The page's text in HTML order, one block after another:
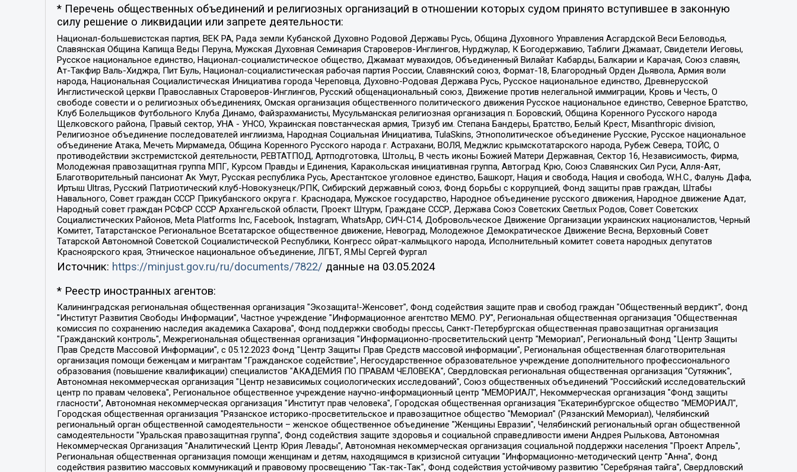
* Перечень общественных объединений и религиозных организаций в отношении которых судом принято вступившее в законную
силу решение о ликвидации или запрете деятельности:
Национал-большевистская партия, ВЕК РА, Рада земли Кубанской Духовно Родовой Державы Русь, Община Духовного Управления Асгардской Веси Беловодья,
Славянская Община Капища Веды Перуна, Мужская Духовная Семинария Староверов-Инглингов, Нурджулар, К Богодержавию, Таблиги Джамаат, Свидетели Иеговы,
Русское национальное единство, Национал-социалистическое общество, Джамаат мувахидов, Объединенный Вилайат Кабарды, Балкарии и Карачая, Союз славян,
Ат-Такфир Валь-Хиджра, Пит Буль, Национал-социалистическая рабочая партия России, Славянский союз, Формат-18, Благородный Орден Дьявола, Армия воли
народа, Национальная Социалистическая Инициатива города Череповца, Духовно-Родовая Держава Русь, Русское национальное единство, Древнерусской
Инглистической церкви Православных Староверов-Инглингов, Русский общенациональный союз, Движение против нелегальной иммиграции, Кровь и Честь, О
свободе совести и о религиозных объединениях, Омская организация общественного политического движения Русское национальное единство, Северное Братство,
Клуб Болельщиков Футбольного Клуба Динамо, Файзрахманисты, Мусульманская религиозная организация п. Боровский, Община Коренного Русского народа
Щелковского района, Правый сектор, УНА - УНСО, Украинская повстанческая армия, Тризуб им. Степана Бандеры, Братство, Белый Крест, Misanthropic division,
Религиозное объединение последователей инглиизма, Народная Социальная Инициатива, TulaSkins, Этнополитическое объединение Русские, Русское национальное
объединение Атака, Мечеть Мирмамеда, Община Коренного Русского народа г. Астрахани, ВОЛЯ, Меджлис крымскотатарского народа, Рубеж Севера, ТОЙС, О
противодействии экстремистской деятельности, РЕВТАТПОД, Артподготовка, Штольц, В честь иконы Божией Матери Державная, Сектор 16, Независимость, Фирма,
Молодежная правозащитная группа МПГ, Курсом Правды и Единения, Каракольская инициативная группа, Автоград Крю, Союз Славянских Сил Руси, Алля-Аят,
Благотворительный пансионат Ак Умут, Русская республика Русь, Арестантское уголовное единство, Башкорт, Нация и свобода, Нация и свобода, W.H.С., Фалунь Дафа,
Иртыш Ultras, Русский Патриотический клуб-Новокузнецк/РПК, Сибирский державный союз, Фонд борьбы с коррупцией, Фонд защиты прав граждан, Штабы
Навального, Совет граждан СССР Прикубанского округа г. Краснодара, Мужское государство, Народное объединение русского движения, Народное движение Адат,
Народный совет граждан РСФСР СССР Архангельской области, Проект Штурм, Граждане СССР, Держава Союз Советских Светлых Родов, Совет Советских
Социалистических Районов, Meta Platforms Inc, Facebook, Instagram, WhatsApp, СИЧ-С14, Добровольческое Движение Организации украинских националистов, Черный
Комитет, Татарстанское Региональное Всетатарское общественное движение, Невоград, Молодежное Демократическое Движение Весна, Верховный Совет
Татарской Автономной Советской Социалистической Республики, Конгресс ойрат-калмыцкого народа, Исполнительный комитет совета народных депутатов
Красноярского края, Этническое национальное объединение, ЛГБТ, Я.МЫ Сергей Фургал
Источник: https://minjust.gov.ru/ru/documents/7822/ данные на 03.05.2024
* Реестр иностранных агентов:
Калининградская региональная общественная организация "Экозащита!-Женсовет", Фонд содействия защите прав и свобод граждан "Общественный вердикт", Фонд "Институт Развития Свободы Информации", Частное учреждение "Информационное агентство МЕМО. РУ", Региональная общественная организация "Общественная комиссия по сохранению наследия академика Сахарова", Фонд поддержки свободы прессы, Санкт-Петербургская общественная правозащитная организация "Гражданский контроль", Межрегиональная общественная организация "Информационно-просветительский центр "Мемориал", Региональный Фонд "Центр Защиты Прав Средств Массовой Информации", с 05.12.2023 Фонд "Центр Защиты Прав Средств массовой информации", Региональная общественная благотворительная организация помощи беженцам и мигрантам "Гражданское содействие", Негосударственное образовательное учреждение дополнительного профессионального образования (повышение квалификации) специалистов "АКАДЕМИЯ ПО ПРАВАМ ЧЕЛОВЕКА", Свердловская региональная общественная организация "Сутяжник", Автономная некоммерческая организация "Центр независимых социологических исследований", Союз общественных объединений "Российский исследовательский центр по правам человека", Региональное общественное учреждение научно-информационный центр "МЕМОРИАЛ", Некоммерческая организация "Фонд защиты гласности", Автономная некоммерческая организация "Институт прав человека", Городская общественная организация "Екатеринбургское общество "МЕМОРИАЛ", Городская общественная организация "Рязанское историко-просветительское и правозащитное общество "Мемориал" (Рязанский Мемориал), Челябинский региональный орган общественной самодеятельности – женское общественное объединение "Женщины Евразии", Челябинский региональный орган общественной самодеятельности "Уральская правозащитная группа", Фонд содействия защите здоровья и социальной справедливости имени Андрея Рылькова, Автономная Некоммерческая Организация "Аналитический Центр Юрия Левады", Автономная некоммерческая организация социальной поддержки населения "Проект Апрель", Региональная общественная организация помощи женщинам и детям, находящимся в кризисной ситуации "Информационно-методический центр "Анна", Фонд содействия развитию массовых коммуникаций и правовому просвещению "Так-так-Так", Фонд содействия устойчивому развитию "Серебряная тайга", Свердловский региональный общественный фонд социальных проектов "Новое время", "Idel.Реалии", Кавказ.Реалии, Крым.Реалии, Телеканал Настоящее Время, Татаро-башкирская служба Радио Свобода (Azatliq Radiosi), Радио Свободная Европа/Радио Свобода (PCE/PC), "Сибирь.Реалии", "Фактограф", Благотворительный фонд помощи осужденным и их семьям, Автономная некоммерческая организация "Институт глобализации и социальных движений", Фонд "В защиту прав заключенных", Частное учреждение "Центр поддержки и содействия развитию средств массовой информации", Пензенский региональный общественный благотворительный фонд "Гражданский союз", "Север.Реалии", Некоммерческая организация Фонд "Правовая инициатива", Общество с ограниченной ответственностью "Радио Свободная Европа/Радио Свобода", Чешское информационное агентство "MEDIUM-ORIENT", Красноярская региональная общественная организация "Мы против СПИДа", Камалягин Денис Николаевич, Маркелов Сергей Евгеньевич, Пономарев Лев Александрович, Савицкая Людмила Алексеевна, Автономная некоммерческая организация "Центр по работе с проблемой насилия "НАСИЛИЮ.НЕТ", Межрегиональный профессиональный союз работников здравоохранения "Альянс врачей", Юридическое лицо, зарегистрированное в Латвийской Республике, SIA "Medusa Project" (регистрационный номер 40103797863, дата регистрации 10.06.2014), Некоммерческая организация "Фонд по борьбе с коррупцией", Автономная некоммерческая организация "Институт права и публичной политики", Баданин Роман Сергеевич, Гликин Максим Александрович, Железнова Мария Михайловна, Лукьянова Юлия Сергеевна, Маетная Елизавета Витальевна, Маняхин Петр Борисович, Чуракова Ольга Владимировна, Ярош Юлия Петровна, Юридическое лицо "The Insider SIA", зарегистрированное в Риге, Латвийская Республика (дата регистрации 26.06.2015), являющееся администратором доменного имени интернет-издания "The Insider SIA", https://theins.ru, Постернак Алексей Евгеньевич, Рубин Михаил Аркадьевич, Анин Роман Александрович, Юридическое лицо Istories fonds, зарегистрированное в Латвийской Республике (регистрационный номер 50008295751, дата регистрации 24.02.2020), Великовский Дмитрий Александрович, Долинина Ирина Николаевна, Мароховская Алеся Алексеевна, Шлейнов Роман Юрьевич, Шмагун Олеся Валентиновна, Общество с ограниченной ответственностью "Альтаир 2021", Общество с ограниченной ответственностью "Вега 2021", Общество с ограниченной ответственностью "Главный редактор 2021", Общество с ограниченной ответственностью "Ромашки монолит", Важенков Артем Валерьевич, Ивановская областная общественная организация "Центр гендерных исследований", Гурман Юрий Альбертович, Медиапроект "ОВД-Инфо", Егоров Владимир Владимирович, Жилинский Владимир Александрович, Общество с ограниченной ответственностью "ЗП", Иванова София Юрьевна, Карезина Инна Павловна, Кильтау Екатерина Викторовна, Петров Алексей Викторович, Пискунов Сергей Евгеньевич, Смирнов Сергей Сергеевич, Тихонов Михаил Сергеевич, Общество с ограниченной ответственностью "ЖУРНАЛИСТ-ИНОСТРАННЫЙ АГЕНТ", Арапова Галина Юрьевна, Вольтская Татьяна Анатольевна, Американская компания "Mason G.E.S. Anonymous Foundation" (США), являющаяся владельцем интернет-издания https://mnews.world/, Компания "Stichting Bellingcat", зарегистрированная в Нидерландах (дата регистрации 11.07.2018), Захаров Андрей Вячеславович, Клепиковская Екатерина Дмитриевна, Общество с ограниченной ответственностью "МЕМО", Перл Роман Александрович, Симонов Евгений Алексеевич, Соловьева Елена Анатольевна, Сотников Даниил Владимирович, Сурначева Елизавета Дмитриевна, Автономная некоммерческая организация по защите прав человека и информированию населения "Якутия – Наше Мнение", Общество с ограниченной ответственностью "Москоу диджитал медиа", с 26.01.2023 Общество с ограниченной ответственностью "Чайка Белые сады", Ветошкина Валерия Валерьевна, Заговора Максим Александрович, Межрегиональное общественное движение "Российская ЛГБТ - сеть", Оленичев Максим Владимирович, Павлов Иван Юрьевич, Скворцова Елена Сергеевна, Общество с ограниченной ответственностью "Как бы инагент", Кочетков Игорь Викторович, Общество с ограниченной ответственностью "Честные выборы", Еланчик Олег Александрович, Общество с ограниченной ответственностью "Нобелевский призыв", Гималова Регина Эмилевна, Григорьев Андрей Валерьевич, Григорьева Алина Александровна, Ассоциация по содействию защите прав призывников, альтернативнослужащих и военнослужащих "Правозащитная группа "Гражданин.Армия.Право", Хисамова Регина Фаритовна, Автономная некоммерческая организация по реализации социально-правовых программ "Лилит", Дальневосточное общественное движение "Маяк", Санкт-Петербургская ЛГБТ-инициативная группа "Выход", Инициативная группа ЛГБТ+ "Реверс", Алексеев Андрей Викторович, Бекбулатова Таисия Львовна, Беляев Иван Михайлович, Владыкина Елена Сергеевна, Гельман Марат Александрович, Никульшина Вероника Юрьевна, Толоконникова Надежда Андреевна, Шендерович Виктор Анатольевич, Общество с ограниченной ответственностью "Данное сообщение", Общество с ограниченной ответственностью Издательский дом "Новая глава", Айнбиндер Александра Александровна, Московский комьюнити-центр для ЛГБТ+инициатив, Благотворительный фонд развития филантропии, Deutsche Welle (Германия, Kurt-Schumacher-Strasse 3, 53113 Bonn), Борзунова Мария Михайловна, Воробьев Виктор Викторович, Голубева Анна Львовна, Константинова Алла Михайловна, Малкова Ирина Владимировна, Мурадов Мурад Абдулгалимович, Осетинская Елизавета Николаевна, Понасенков Евгений Николаевич, Ганапольский Матвей Юрьевич, Киселев Евгений Алексеевич, Борухович Ирина Григорьевна, Дремин Иван Тимофеевич, Дубровский Дмитрий Викторович, Красноярская региональная общественная организация поддержки и развития альтернативных образовательных технологий и межкультурных коммуникаций "ИНТЕРРА", Маяковская Екатерина Алексеевна, Фейгин Марк Захарович, Филимонов Андрей Викторович, Дзугкоева Регина Николаевна, Доброхотов Роман Александрович, Дудь Юрий Александрович, Елкин Сергей Владимирович, Кругликов Кирилл Игоревич, Сабунаева Мария Леонидовна, Семенов Алексей Владимирович, Шаинян Карен Багратович, Шульман Екатерина Михайловна, Асафьев Артур Валерьевич, Вахштайн Виктор Семенович, Венедиктов Алексей Алексеевич, Лушникова Екатерина Евгеньевна, Волков Леонид Михайлович, Невзоров Александр Глебович, Пархоменко Сергей Борисович, Сироткин Ярослав Николаевич, Кара-Мурза Владимир Владимирович, Баранова Наталья Владимировна, Гозман Леонид Яковлевич, Кагарлицкий Борис Юльевич, Климарев Михаил Валерьевич, Милов Владимир Станиславович, Автономная некоммерческая организация Краснодарский центр современного искусства "Типография", Моргенштерн Алишер Тагирович, Соболь Любовь Эдуардовна, Общество с ограниченной ответственностью "ЛИЗА НОРМ", Каспаров Гарри Кимович, Ходорковский Михаил Борисович, Общество с ограниченной ответственностью "Апрельские тезисы", Данилович Ирина Брониславовна, Кашин Олег Владимирович, Петров Николай Владимирович, Пивоваров Алексей Владимирович, Соколов Михаил Владимирович, Цветкова Юлия Владимировна, Чичваркин Евгений Александрович, Комитет против пыток/Команда против пыток, Общество с ограниченной ответственностью "Первый научный", Общество с ограниченной ответственностью "Вертолет и ко", Белоцерковская Вероника Борисовна, Кац Максим Евгеньевич, Лазарева Татьяна Юрьевна, Шаведдинов Руслан Табризович, Яшин Илья Валерьевич, Общество с ограниченной ответственностью "Иноагент ААВ", Алешковский Дмитрий Петрович, Альбац Евгения Марковна, Быков Дмитрий Львович, Галямина Юлия Евгеньевна, Лойко Сергей Леонидович, Мартынов Кирилл Константинович, Медведев Сергей Александрович, Крашенинников Федор Геннадиевич, Гордеева Катерина Вл